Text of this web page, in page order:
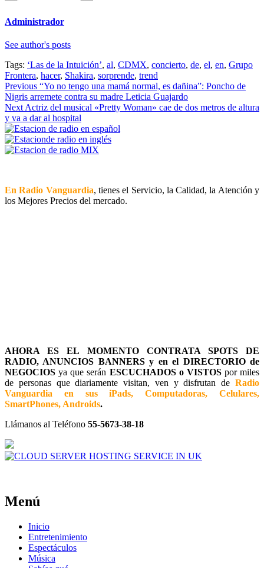
Administrador
See author's posts
Tags: ‘Las de la Intuición’, al, CDMX, concierto, de, el, en, Grupo
Frontera, hacer, Shakira, sorprende, trend
Continue
Reading
Previous “Yo no tengo una mamá normal, es dañina”: Poncho de
Nigris arremete contra su madre Leticia Guajardo
Next Actriz del musical «Pretty Woman» cae de dos metros de altura
y va a dar al hospital
En Radio Vanguardia, tienes el Servicio, la Calidad, la Atención y
los Mejores Precios del mercado.
AHORA ES EL MOMENTO CONTRATA SPOTS DE
RADIO, ANUNCIOS BANNERS y en el DIRECTORIO de
NEGOCIOSya que serán ESCUCHADOS o VISTOSpor miles
de personas que diariamente visitan, ven y disfrutan de Radio
Vanguardia en sus iPads, Computadoras, Celulares,
SmartPhones, Androids.
Llámanos al Teléfono 55-5673-38-18
Menú
Inicio
Entretenimiento
Espectáculos
Música